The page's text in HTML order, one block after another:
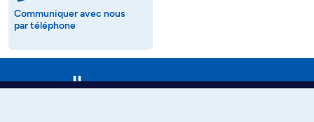
Communiquer avec nous
par téléphone